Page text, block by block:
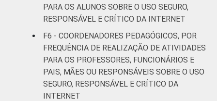
Fundamental
Até anos
finais do
Ensino
Fundamental
8
PARA OS ALUNOS SOBRE O USO SEGURO,
RESPONSÁVEL E CRÍTICO DA INTERNET
F6 - COORDENADORES PEDAGÓGICOS, POR
FREQUÊNCIA DE REALIZAÇÃO DE ATIVIDADES
PARA OS PROFESSORES, FUNCIONÁRIOS E
PAIS, MÃES OU RESPONSÁVEIS SOBRE O USO
SEGURO, RESPONSÁVEL E CRÍTICO DA
INTERNET